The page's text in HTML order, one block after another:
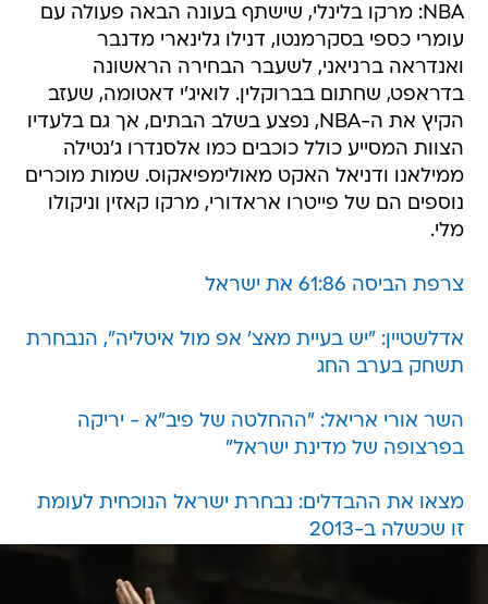
NBA: מרקו בלינלי, שישתף בעונה הבאה פעולה עם
עומרי כספי בסקרמנטו, דנילו גלינארי מדנבר
ואנדראה ברניאני, לשעבר הבחירה הראשונה
בדראפט, שחתום בברוקלין. לואיג'י דאטומה, שעזב
הקיץ את ה-NBA, נפצע בשלב הבתים, אך גם בלעדיו
הצוות המסייע כולל כוכבים כמו אלסנדרו ג'נטילה
ממילאנו ודניאל האקט מאולימפיאקוס. שמות מוכרים
נוספים הם של פייטרו אראדורי, מרקו קאזין וניקולו
מלי.
צרפת הביסה 61:86 את ישראל
אדלשטיין: "יש בעיית מאצ' אפ מול איטליה", הנבחרת
תשחק בערב החג
השר אורי אריאל: "ההחלטה של פיב"א - יריקה
בפרצופה של מדינת ישראל"
מצאו את ההבדלים: נבחרת ישראל הנוכחית לעומת
זו שכשלה ב-2013